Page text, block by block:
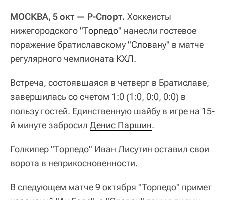
МОСКВА, 5 окт — Р-Спорт. Хоккеисты
нижегородского"Торпедо" нанесли гостевое
поражение братиславскому"Словану" в матче
регулярного чемпионата КХЛ.
Встреча, состоявшаяся в четверг в Братиславе,
завершилась со счетом 1:0 (1:0, 0:0, 0:0) в
пользу гостей. Единственную шайбу в игре на 15-
й минуте забросил Денис Паршин.
Голкипер "Торпедо" Иван Лисутин оставил свои
ворота в неприкосновенности.
В следующем матче 9 октября "Торпедо" примет